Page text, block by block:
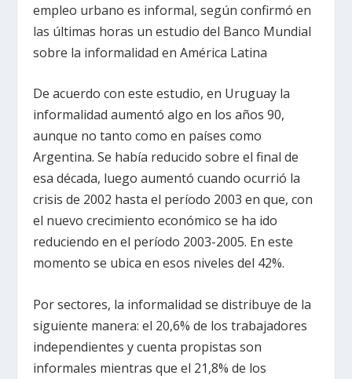
empleo urbano es informal, según confirmó en
las últimas horas un estudio del Banco Mundial
sobre la informalidad en América Latina
De acuerdo con este estudio, en Uruguay la
informalidad aumentó algo en los años 90,
aunque no tanto como en países como
Argentina. Se había reducido sobre el final de
esa década, luego aumentó cuando ocurrió la
crisis de 2002 hasta el período 2003 en que, con
el nuevo crecimiento económico se ha ido
reduciendo en el período 2003-2005. En este
momento se ubica en esos niveles del 42%.
Por sectores, la informalidad se distribuye de la
siguiente manera: el 20,6% de los trabajadores
independientes y cuenta propistas son
informales mientras que el 21,8% de los